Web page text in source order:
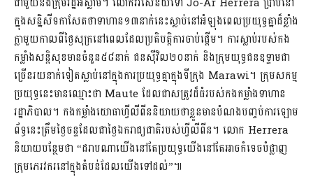
ក្នុងសន្និសីទកាសែតថាទាហាន១៣នាក់នេះស្លាប់នៅអំឡុងពេលប្រយុទ្ធគ្នាដ៏ខ្លាំង
ក្លាមួយកាលពីថ្ងៃសុក្រនៅពេលដែលប្រតិបត្តិការចាប់ផ្តើម។ ការស្លាប់របស់កង
កម្លាំងសន្តិសុខមានចំនួន៥៨នាក់ ជនស៊ីវិល២០នាក់ និងក្រុមយុទ្ធជនឧទ្ទាមជា
ច្រើនរយនាក់ទៀតស្លាប់នៅក្នុងការប្រយុទ្ធគ្នាក្នុងទីក្រុង Marawi។ ក្រុមសកម្ម
ប្រយុទ្ធនេះមានឈ្មោះថា Maute ដែលជាសត្រូវដ៏ធំរបស់កងកម្លាំងទាហាន
រដ្ឋាភិបាល។ កងកម្លាំងយោធាហ្វីលីពីននិយាយថាខ្លួនមានបំណងបញ្ចប់ការឡោម
ព័ទ្ធនេះត្រឹមថ្ងៃចន្ទដែលជាថ្ងៃឯករាជ្យជាតិរបស់ហ្វីលីពីន។ លោក Herrera
និយាយបន្ថែមថា “ដរាបណាយើងនៅតែប្រយុទ្ធយើងនៅតែអាចកំទេចបំផ្លាញ
ក្រុមភេរវករនៅក្នុងតំបន់ដែលយើងទៅដល់”៕